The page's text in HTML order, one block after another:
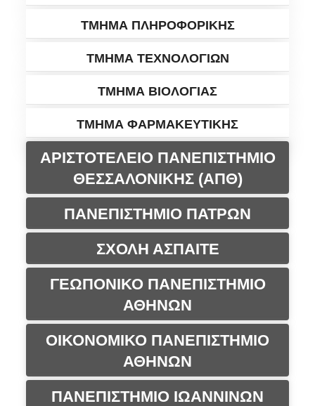
ΤΜΗΜΑ ΠΛΗΡΟΦΟΡΙΚΗΣ
ΤΜΗΜΑ ΤΕΧΝΟΛΟΓΙΩΝ
ΤΜΗΜΑ ΒΙΟΛΟΓΙΑΣ
ΤΜΗΜΑ ΦΑΡΜΑΚΕΥΤΙΚΗΣ
ΑΡΙΣΤΟΤΕΛΕΙΟ ΠΑΝΕΠΙΣΤΗΜΙΟ
ΘΕΣΣΑΛΟΝΙΚΗΣ (ΑΠΘ)
ΠΑΝΕΠΙΣΤΗΜΙΟ ΠΑΤΡΩΝ
ΣΧΟΛΗ ΑΣΠΑΙΤΕ
ΓΕΩΠΟΝΙΚΟ ΠΑΝΕΠΙΣΤΗΜΙΟ
ΑΘΗΝΩΝ
ΟΙΚΟΝΟΜΙΚΟ ΠΑΝΕΠΙΣΤΗΜΙΟ
ΑΘΗΝΩΝ
ΠΑΝΕΠΙΣΤΗΜΙΟ ΙΩΑΝΝΙΝΩΝ